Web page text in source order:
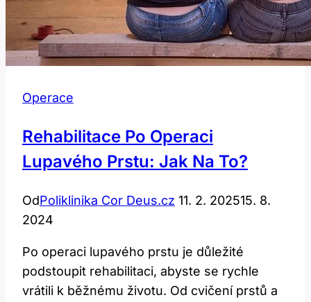
Operace
Rehabilitace Po Operaci
Lupavého Prstu: Jak Na To?
OdPoliklinika Cor Deus.cz 11. 2. 202515. 8.
2024
Po operaci lupavého prstu je důležité
podstoupit rehabilitaci, abyste se rychle
vrátili k běžnému životu. Od cvičení prstů a